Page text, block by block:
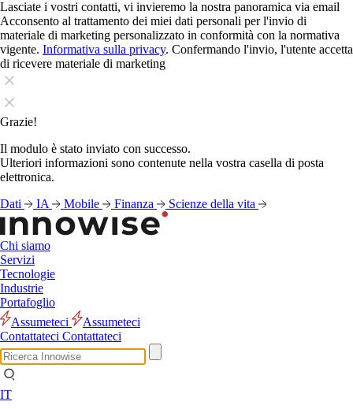
Lasciate i vostri contatti, vi invieremo la nostra panoramica via email
Acconsento al trattamento dei miei dati personali per l'invio di
materiale di marketing personalizzato in conformità con la normativa
vigente. Informativa sulla privacy. Confermando l'invio, l'utente accetta
di ricevere materiale di marketing
Grazie!
Il modulo è stato inviato con successo.
Ulteriori informazioni sono contenute nella vostra casella di posta
elettronica.
Dati
IA Mobile Finanza Scienze della vita
Chi siamo
Servizi
Tecnologie
Industrie
Portafoglio
Assumeteci
Assumeteci
Contattateci Contattateci
IT